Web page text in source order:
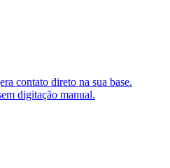
contato direto na sua base.
digitação manual.